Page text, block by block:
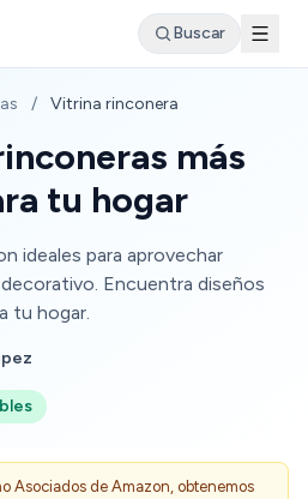
Buscar
/ Vitrina rinconera
más
tu hogar
ideales para aprovechar
Encuentra diseños
tu hogar.
Asociados de Amazon, obtenemos